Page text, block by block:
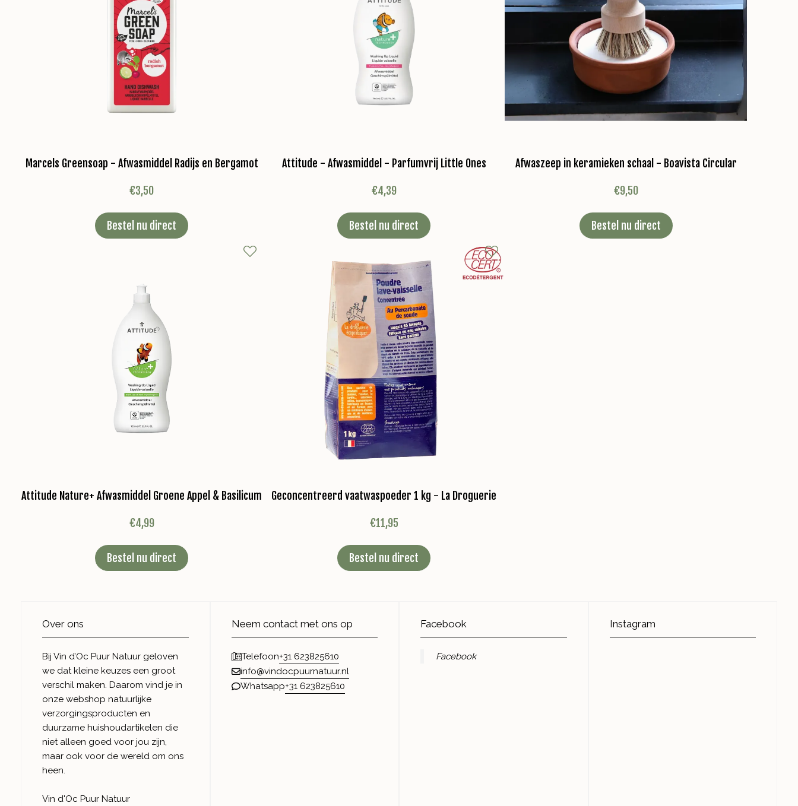
Marcels Greensoap - Afwasmiddel Radijs en Bergamot
€3,50
Bestel nu direct
Attitude - Afwasmiddel - Parfumvrij Little Ones
€4,39
Bestel nu direct
Afwaszeep in keramieken schaal - Boavista Circular
€9,50
Bestel nu direct
Attitude Nature+ Afwasmiddel Groene Appel & Basilicum
€4,99
Bestel nu direct
Geconcentreerd vaatwaspoeder 1 kg - La Droguerie
€11,95
Bestel nu direct
Over ons
Bij Vin d’Oc Puur Natuur geloven
we dat kleine keuzes een groot
verschil maken. Daarom vind je in
onze webshop natuurlijke
verzorgingsproducten en
duurzame huishoudartikelen die
niet alleen goed voor jou zijn,
maar ook voor de wereld om ons
heen.
Vin d'Oc Puur Natuur
Neem contact met ons op
Telefoon+31 623825610
info@vindocpuurnatuur.nl
Whatsapp+31 623825610
Facebook
Facebook
Instagram